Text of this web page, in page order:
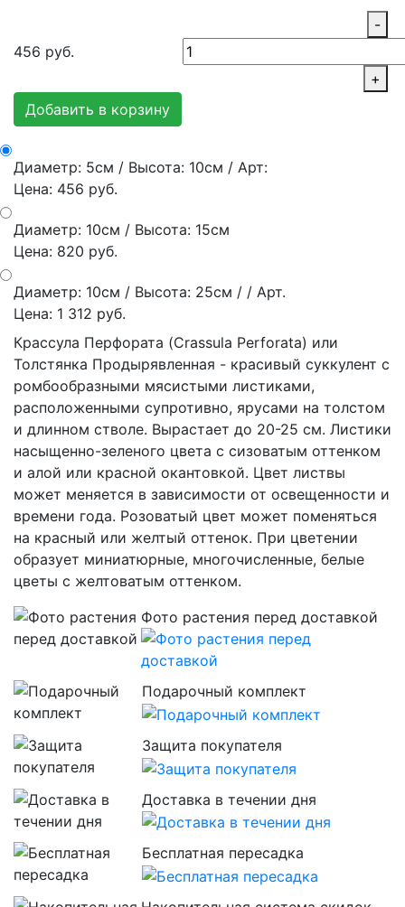
456 руб.
-
+
Добавить в корзину
Диаметр: 5см / Высота: 10см / Арт:
Цена: 456 руб.
Диаметр: 10см / Высота: 15см
Цена: 820 руб.
Диаметр: 10см / Высота: 25см / / Арт.
Цена: 1 312 руб.
Крассула Перфората (Crassula Perforata) или
Толстянка Продырявленная - красивый суккулент с
ромбообразными мясистыми листиками,
расположенными супротивно, ярусами на толстом
и длинном стволе. Вырастает до 20-25 см. Листики
насыщенно-зеленого цвета с сизоватым оттенком
и алой или красной окантовкой. Цвет листвы
может меняется в зависимости от освещенности и
времени года. Розоватый цвет может поменяться
на красный или желтый оттенок. При цветении
образует миниатюрные, многочисленные, белые
цветы с желтоватым оттенком.
Фото растения перед доставкой
Подарочный комплект
Защита покупателя
Доставка в течении дня
Бесплатная пересадка